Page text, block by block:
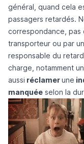
général, quand cela
passagers retardés.
correspondance ,
transporteur ou par
responsable du
charge, notamment
aussi réclamerune
manquée selon la